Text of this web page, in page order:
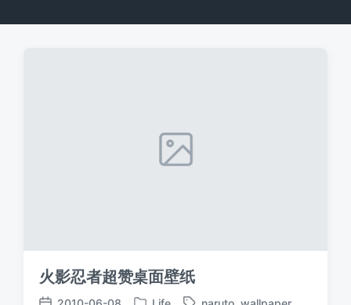
火影忍者超赞桌面壁纸